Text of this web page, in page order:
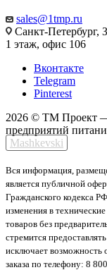
sales@1tmp.ru
Санкт-Петербург,
1 этаж, офис 106
Вконтакте
Telegram
Pinterest
2026 © ТМ Проект
предприятий
Mashkevski
Вся информация,
является публичной
Гражданского кодекса
изменения в
товаров без
стремится
исключает
заказа по телефону: 8